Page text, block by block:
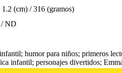
(cm) / 316 (gramos)
ND
humor para niños; primeros
infantil; personajes divertidos;